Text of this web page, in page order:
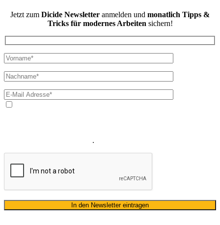
Jetzt zum Dicide Newsletter anmelden und monatlich Tipps &
Tricks für modernes Arbeiten sichern!
.